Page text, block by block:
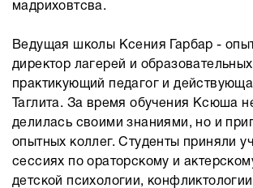
мадриховтсва.
Ведущая школы Ксения Гарбар -
директор лагерей и
практикующий педагог и
Таглита. За время обучения Ксюша
делилась своими знаниями, но и
опытных коллег. Студенты приняли
сессиях по ораторскому и
детской психологии,